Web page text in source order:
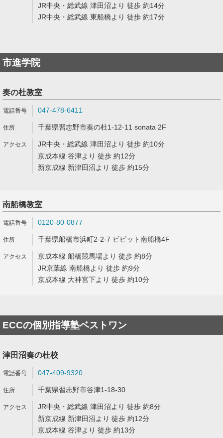
JR中央・総武線 津田沼より 徒歩 約14分
JR中央・総武線 東船橋より 徒歩 約17分
市進学院
奏の杜教室
047-478-6411
千葉県習志野市奏の杜1-12-11 sonata 2F
JR中央・総武線 津田沼より 徒歩 約10分
京成本線 谷津より 徒歩 約12分
新京成線 新津田沼より 徒歩 約15分
南船橋教室
0120-80-0877
千葉県船橋市浜町2-2-7 ビビット南船橋4F
京成本線 船橋競馬場より 徒歩 約8分
JR京葉線 南船橋より 徒歩 約9分
京成本線 大神宮下より 徒歩 約10分
ECCの個別指導塾ベストワン
津田沼奏の杜校
047-409-9320
千葉県習志野市谷津1-18-30
JR中央・総武線 津田沼より 徒歩 約8分
新京成線 新津田沼より 徒歩 約12分
京成本線 谷津より 徒歩 約13分